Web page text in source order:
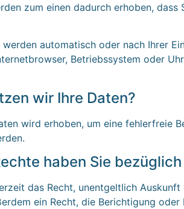
zum einen dadurch erhoben,
automatisch oder nach Ihrer
Betriebssystem oder
wir Ihre Daten?
wird erhoben, um eine fehlerfreie
haben Sie
das Recht, unentgeltlich
ein Recht, die Berichtigung